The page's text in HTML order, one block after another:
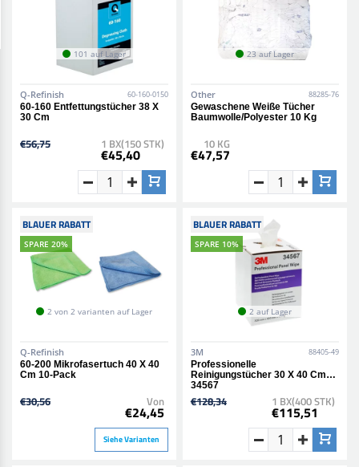
101 auf Lager
Q-Refinish 60-160-0150
60-160 Entfettungstücher 38 X
30 Cm
€56,75 1 BX(150 STK)
€45,40
23 auf Lager
Other 88285-76
Gewaschene Weiße Tücher
Baumwolle/Polyester 10 Kg
10 KG
€47,57
BLAUER RABATT
SPARE 20%
2 von 2 varianten auf Lager
Q-Refinish
60-200 Mikrofasertuch 40 X 40
Cm 10-Pack
€30,56 Von
€24,45
Siehe Varianten
BLAUER RABATT
SPARE 10%
2 auf Lager
3M 88405-49
Professionelle
Reinigungstücher 30 X 40 Cm
34567
€128,34 1 BX(400 STK)
€115,51